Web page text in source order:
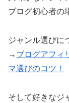
ブログ初心者の
ジャンル選びに
→ ブログアフィ
マ選びのコツ！
そして好きなジ